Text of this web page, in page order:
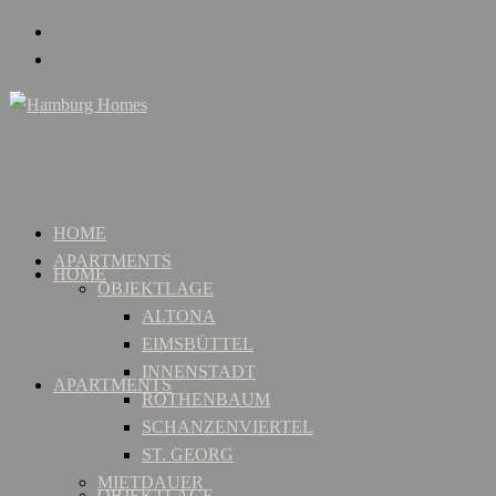
HOME
APARTMENTS
HOME
APARTMENTS
OBJEKTLAGE
ALTONA
EIMSBÜTTEL
INNENSTADT
ROTHENBAUM
SCHANZENVIERTEL
ST. GEORG
MIETDAUER